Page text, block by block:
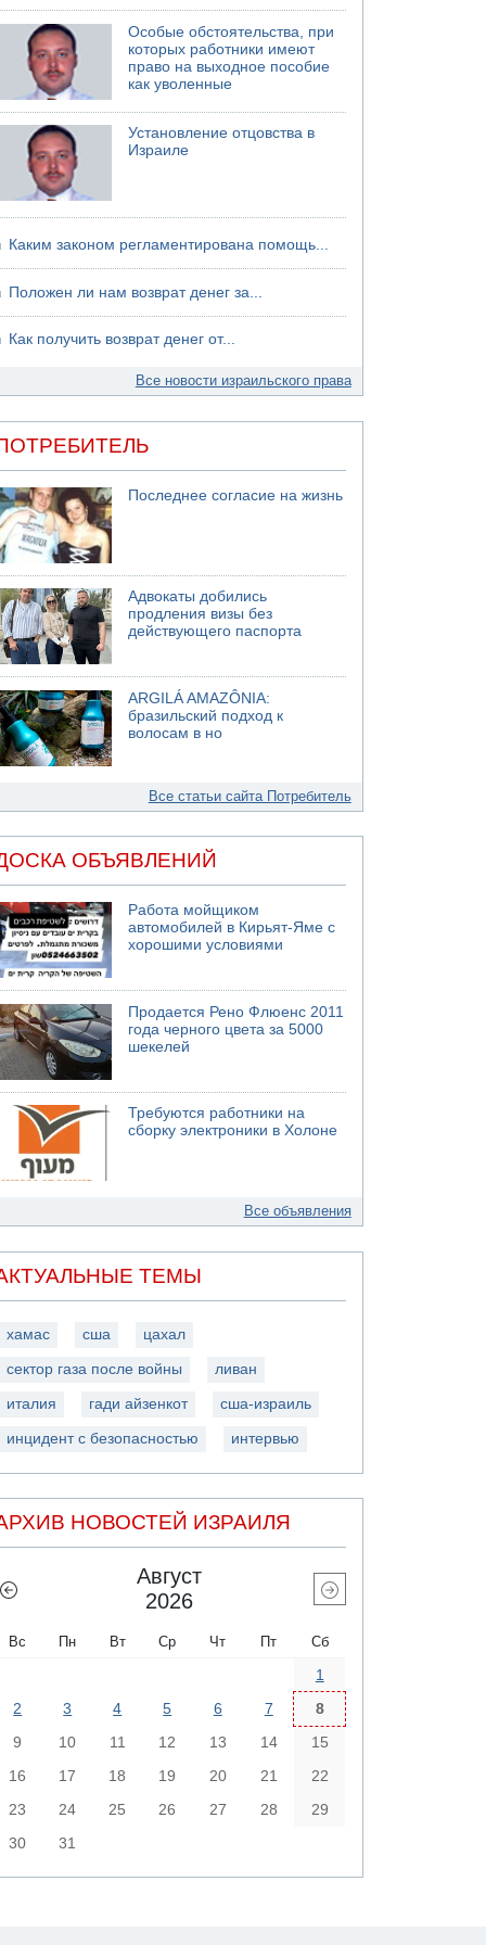
Особые обстоятельства, при
которых работники имеют
право на выходное пособие
как уволенные
Установление отцовства в
Израиле
Каким законом регламентирована помощь...
Положен ли нам возврат денег за...
Как получить возврат денег от...
Все новости израильского права
Последнее согласие на жизнь
Адвокаты добились
продления визы без
действующего паспорта
ARGILÁ AMAZÔNIA:
бразильский подход к
волосам в но
Все статьи сайта Потребитель
ОБЪЯВЛЕНИЙ
Работа мойщиком
автомобилей в Кирьят-Яме с
хорошими условиями
Продается Рено Флюенс 2011
года черного цвета за 5000
шекелей
Требуются работники на
сборку электроники в Холоне
Все объявления
ТЕМЫ
хамас сша цахал
сектор газа после войны ливан
италия гади айзенкот сша-израиль
инцидент с безопасностью интервью
НОВОСТЕЙ ИЗРАИЛЯ
Август
2026
Вс Пн Вт Ср Чт Пт Сб
1
2
3 4 5 6 7
8
9
10 11 12 13 14
15
16
17 18 19 20 21
22
23
24 25 26 27 28
29
30
31